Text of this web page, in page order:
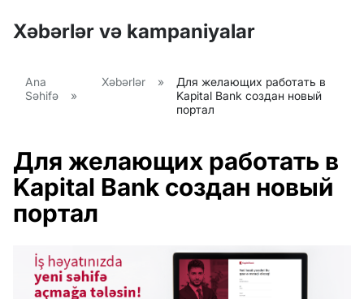
Xəbərlər və kampaniyalar
Ana
Səhifə
»
Xəbərlər »
Для желающих работать в
Kapital Bank создан новый
портал
Для желающих работать в
Kapital Bank создан новый
портал